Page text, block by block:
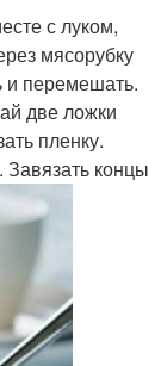
с луком,
мясорубку
и перемешать.
две ложки
пленку.
Завязать концы